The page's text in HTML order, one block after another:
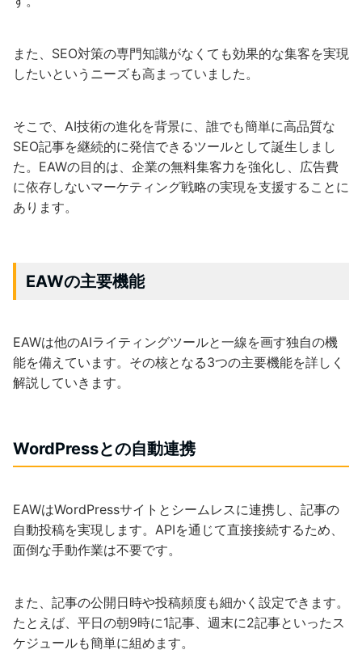
また、SEO対策の専門知識がなくても効果的な集客を実現
したいというニーズも高まっていました。
そこで、AI技術の進化を背景に、誰でも簡単に高品質な
SEO記事を継続的に発信できるツールとして誕生しまし
た。EAWの目的は、企業の無料集客力を強化し、広告費
に依存しないマーケティング戦略の実現を支援することに
あります。
EAWの主要機能
EAWは他のAIライティングツールと一線を画す独自の機
能を備えています。その核となる3つの主要機能を詳しく
解説していきます。
WordPressとの自動連携
EAWはWordPressサイトとシームレスに連携し、記事の
自動投稿を実現します。APIを通じて直接接続するため、
面倒な手動作業は不要です。
また、記事の公開日時や投稿頻度も細かく設定できます。
たとえば、平日の朝9時に1記事、週末に2記事といったス
ケジュールも簡単に組めます。